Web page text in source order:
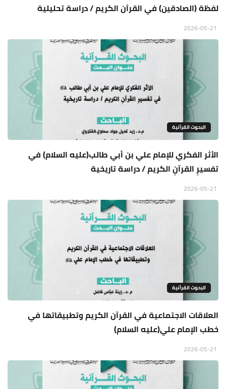
لفظة (الصادقين) في القرآن الكريم / دراسة تحليلية
البحوث القرأنية
الأثر الفكري للإمام علي بن أبي طالب(عليه السلام) في
تفسيرِ القرآنِ الكريم / دراسة تاريخية
البحوث القرأنية
العلاقات الاجتماعية في القرآن الكريم وتطبيقاتها في
خطب الإمام علي(عليه السلام)